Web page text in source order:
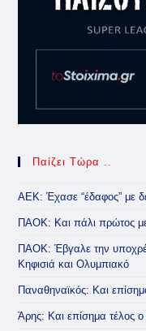
Παίζει Τώρα ..
ΑΕΚ: Έχασε “έδαφος” με
ΠΑΟΚ: Και πάλι πρώτος
ΠΑΟΚ: Έβγαλε την
Κηφισιά και Ολυμπιακό
Παναθηναϊκός: Και
Άρης: Και επίσημα τέλος